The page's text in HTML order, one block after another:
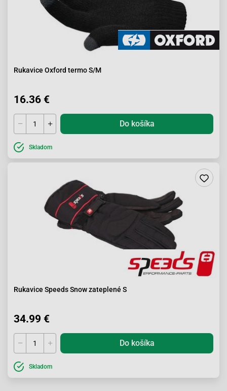
Rukavice Oxford termo S/M
16.36 €
Do košíka
Skladom
Rukavice Speeds Snow zateplené S
34.99 €
Do košíka
Skladom